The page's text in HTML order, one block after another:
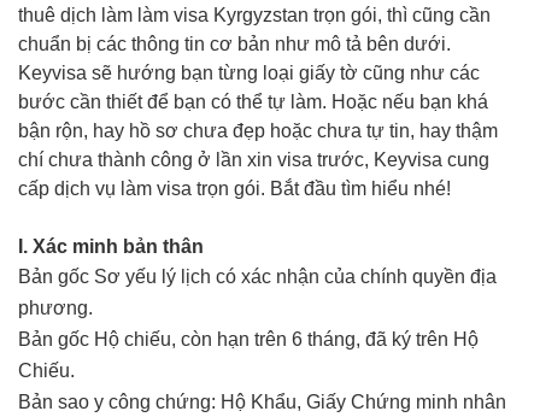
thuê dịch làm làm visa Kyrgyzstan trọn gói, thì cũng cần
chuẩn bị các thông tin cơ bản như mô tả bên dưới.
Keyvisa sẽ hướng bạn từng loại giấy tờ cũng như các
bước cần thiết để bạn có thể tự làm. Hoặc nếu bạn khá
bận rộn, hay hồ sơ chưa đẹp hoặc chưa tự tin, hay thậm
chí chưa thành công ở lần xin visa trước, Keyvisa cung
cấp dịch vụ làm visa trọn gói. Bắt đầu tìm hiểu nhé!
I. Xác minh bản thân
Bản gốc Sơ yếu lý lịch có xác nhận của chính quyền địa
phương.
Bản gốc Hộ chiếu, còn hạn trên 6 tháng, đã ký trên Hộ
Chiếu.
Bản sao y công chứng: Hộ Khẩu, Giấy Chứng minh nhân